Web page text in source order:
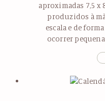
aproximadas 7,5 x
produzidos à
escala e de
ocorrer